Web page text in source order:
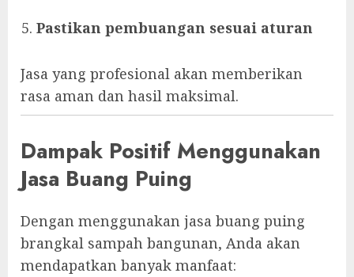
Pastikan pembuangan sesuai aturan
Jasa yang profesional akan memberikan
rasa aman dan hasil maksimal.
Dampak Positif Menggunakan
Jasa Buang Puing
Dengan menggunakan jasa buang puing
brangkal sampah bangunan, Anda akan
mendapatkan banyak manfaat: